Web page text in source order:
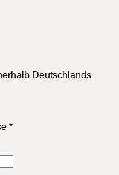
Deutschlands
*Erforderlich